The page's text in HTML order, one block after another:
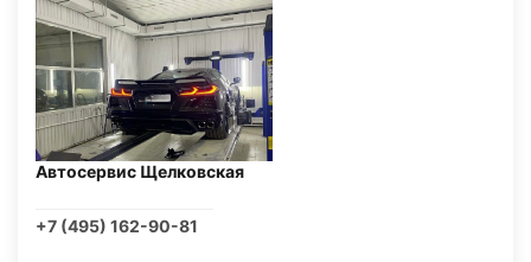
Автосервис Щелковская
+7 (495) 162-90-81